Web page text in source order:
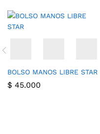
BOLSO MANOS LIBRE STAR
$ 45.000